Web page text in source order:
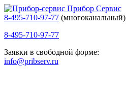
Прибор Сервис
8-495-710-97-77 (многоканальный)
8-495-710-97-77
Заявки в свободной форме:
info@pribserv.ru